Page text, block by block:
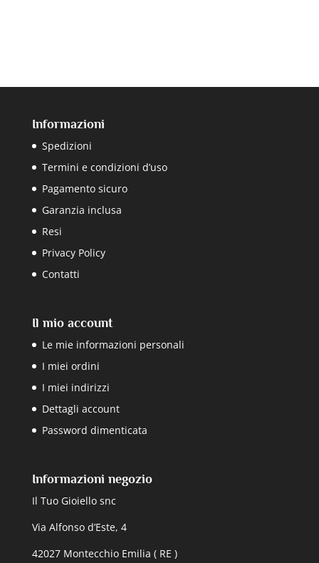
Informazioni
Spedizioni
Termini e condizioni d’uso
Pagamento sicuro
Garanzia inclusa
Resi
Privacy Policy
Contatti
Il mio account
Le mie informazioni personali
I miei ordini
I miei indirizzi
Dettagli account
Password dimenticata
Informazioni negozio
Il Tuo Gioiello snc
Via Alfonso d’Este, 4
42027 Montecchio Emilia ( RE )